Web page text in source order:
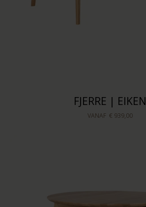
FJERRE | EIKEN
VANAF € 939,00